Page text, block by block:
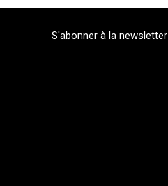
S'abonner à la newsletter